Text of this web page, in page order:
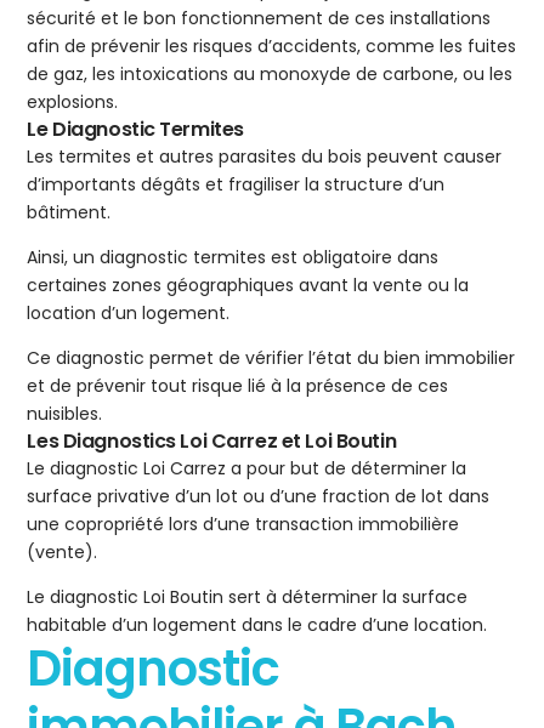
sécurité et le bon fonctionnement de ces installations
afin de prévenir les risques d’accidents, comme les fuites
de gaz, les intoxications au monoxyde de carbone, ou les
explosions.
Le Diagnostic Termites
Les termites et autres parasites du bois peuvent causer
d’importants dégâts et fragiliser la structure d’un
bâtiment.
Ainsi, un diagnostic termites est obligatoire dans
certaines zones géographiques avant la vente ou la
location d’un logement.
Ce diagnostic permet de vérifier l’état du bien immobilier
et de prévenir tout risque lié à la présence de ces
nuisibles.
Les Diagnostics Loi Carrez et Loi Boutin
Le diagnostic Loi Carrez a pour but de déterminer la
surface privative d’un lot ou d’une fraction de lot dans
une copropriété lors d’une transaction immobilière
(vente).
Le diagnostic Loi Boutin sert à déterminer la surface
habitable d’un logement dans le cadre d’une location.
Diagnostic